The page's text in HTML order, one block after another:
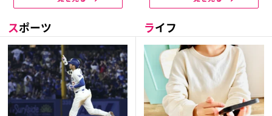
スポーツ ライフ